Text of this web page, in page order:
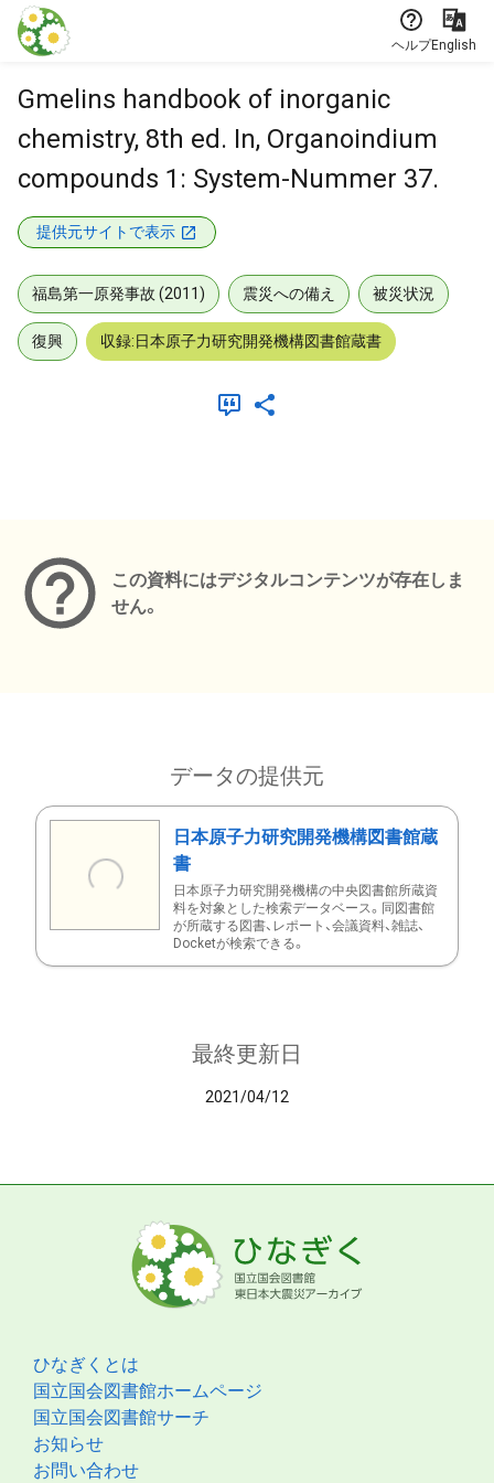
本文に飛ぶ
ヘルプEnglish
Gmelins handbook of inorganic
chemistry, 8th ed. In, Organoindium
compounds 1: System-Nummer 37.
提供元サイトで表示
福島第一原発事故 (2011) 震災への備え 被災状況
復興 収録:日本原子力研究開発機構図書館蔵書
この資料にはデジタルコンテンツが存在しま
せん。
データの提供元
日本原子力研究開発機構図書館蔵
書
日本原子力研究開発機構の中央図書館所蔵資
料を対象とした検索データベース。同図書館
が所蔵する図書、レポート、会議資料、雑誌、
Docketが検索できる。
最終更新日
2021/04/12
ひなぎくとは
国立国会図書館ホームページ
国立国会図書館サーチ
お知らせ
お問い合わせ